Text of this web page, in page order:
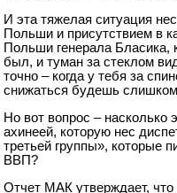
И эта тяжелая ситуация
Польши и присутствием в
Польши генерала Бласика,
был, и туман за стеклом
точно – когда у тебя за
снижаться будешь
Но вот вопрос – насколько
ахинеей, которую нес
третьей группы», которые
ВВП?
Отчет МАК утверждает, что